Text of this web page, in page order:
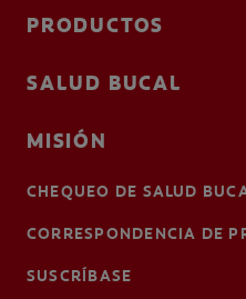
PRODUCTOS
SALUD BUCAL
MISIÓN
CHEQUEO DE SALUD
CORRESPONDENCIA DE
SUSCRÍBASE